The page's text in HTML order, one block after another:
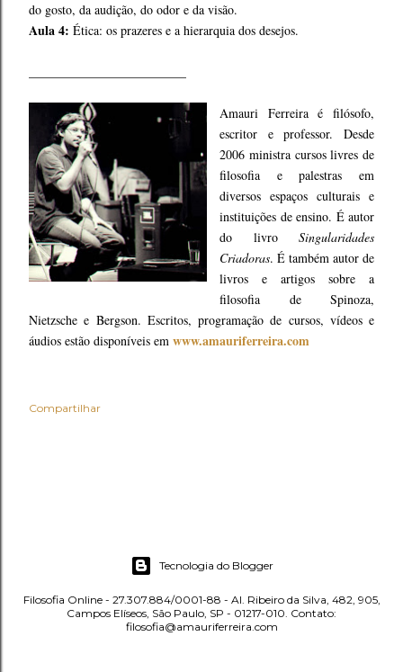
do gosto, da audição, do odor e da visão.
Aula 4: Ética: os prazeres e a hierarquia dos desejos.
Amauri Ferreira é filósofo,
escritor e professor. Desde
2006 ministra cursos livres de
filosofia e palestras em
diversos espaços culturais e
instituições de ensino. É autor
do livro Singularidades
Criadoras. É também autor de
livros e artigos sobre a
filosofia de Spinoza,
Nietzsche e Bergson. Escritos, programação de cursos, vídeos e
áudios estão disponíveis em www.amauriferreira.com
Compartilhar
Tecnologia do Blogger
Filosofia Online - 27.307.884/0001-88 - Al. Ribeiro da Silva, 482, 905,
Campos Elíseos, São Paulo, SP - 01217-010. Contato:
filosofia@amauriferreira.com